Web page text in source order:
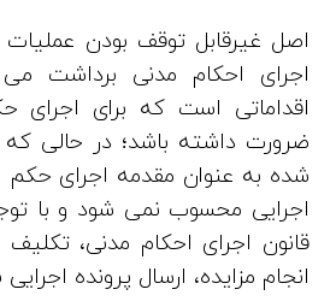
اصل غیرقابل توقف بودن عملیات
اجرای احکام مدنی برداشت
اقداماتی است که برای اجرای
ضرورت داشته باشد؛ در حالی
شده به­ عنوان مقدمه اجرای حکم
اجرایی محسوب نمی‌ شود و با
قانون اجرای احکام مدنی،
انجام مزایده، ارسال پرونده